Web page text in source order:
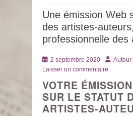
Une émission Web
des artistes-
professionnelle des
Posté
le
2 septembre 2020 AuteurAutour
Laisser un commentaire
VOTRE
SUR LE STATUT
ARTISTES-